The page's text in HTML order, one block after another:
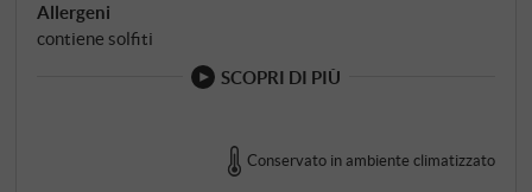
Allergeni
contiene solfiti
SCOPRI DI PIÙ
Conservato in ambiente climatizzato